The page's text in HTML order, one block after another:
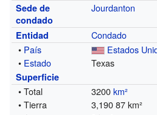
Sede de
condado
Jourdanton
Entidad
Condado
• País
Estados
• Estado Texas
Superficie
• Total 3200km²
• Tierra
3,190 87 km²